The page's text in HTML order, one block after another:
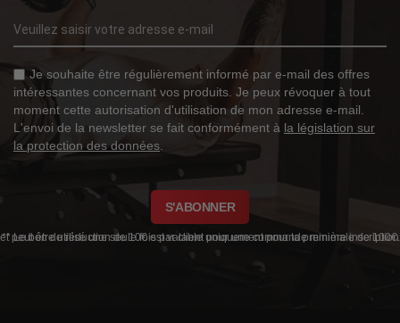
Je souhaite être régulièrement informé par e-mail des offres
intéressantes concernant vos produits. Je peux révoquer à tout
moment cette autorisation d'utilisation de mon adresse e-mail.
L'envoi de la newsletter se fait conformément à la législation sur
la protection des données
S'ABONNER
** Le bon de réduction de 10€ est valable uniquement pour ta première inscription et peut être utilisé une seule fois par client pour une commande minimale de 100€.